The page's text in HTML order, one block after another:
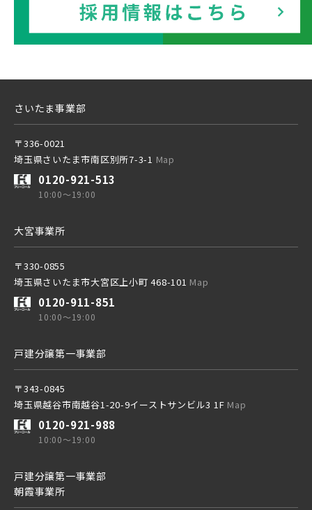
さいたま事業部
〒336-0021
埼玉県さいたま市南区別所7-3-1 Map
0120-921-513
10:00～19:00
大宮事業所
〒330-0855
埼玉県さいたま市大宮区上小町 468-101 Map
0120-911-851
10:00～19:00
戸建分譲第一事業部
〒343-0845
埼玉県越谷市南越谷1-20-9イーストサンビル3 1F Map
0120-921-988
10:00～19:00
戸建分譲第一事業部
朝霞事業所